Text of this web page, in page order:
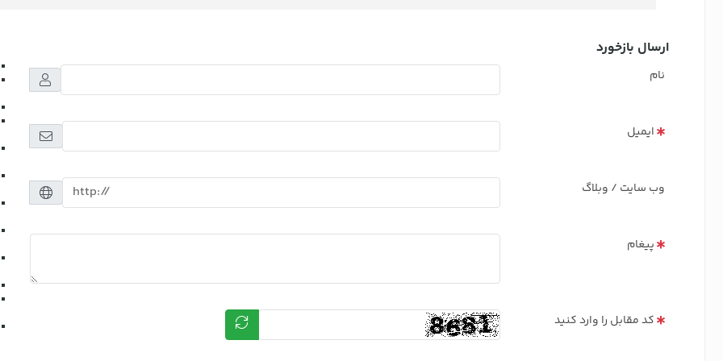
ارسال بازخورد
نام
ایمیل
وب سایت / وبلاگ
پیغام
کد مقابل را وارد کنید